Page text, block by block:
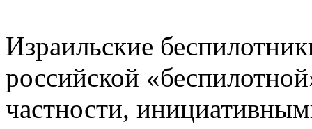
Израильские
российской
частности,